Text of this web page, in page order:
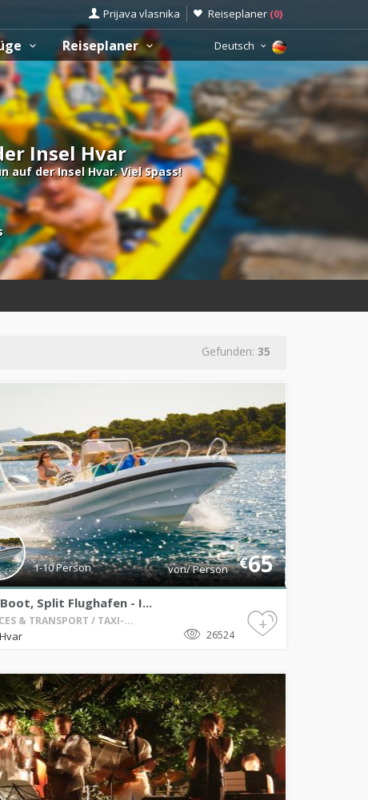
Prijava vlasnika Reiseplaner (0)
Reiseplaner Deutsch
Insel Hvar
auf der Insel Hvar. Viel Spass!
Gefunden: 35
1-10 Person €65
von/ Person
Split Flughafen - I...
& TRANSPORT / TAXI-...
26524
+